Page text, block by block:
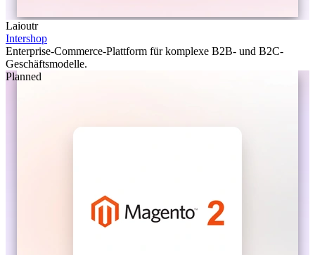
Laioutr
Intershop
Enterprise-Commerce-Plattform für komplexe B2B- und B2C-
Geschäftsmodelle.
Planned